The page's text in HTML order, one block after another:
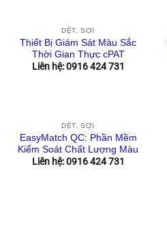
DỆT, SỢI
Thiết Bị Giám Sát Màu Sắc
Thời Gian Thực cPAT
Liên hệ: 0916 424 731
DỆT, SỢI
EasyMatch QC: Phần Mềm
Kiểm Soát Chất Lượng Màu
Liên hệ: 0916 424 731